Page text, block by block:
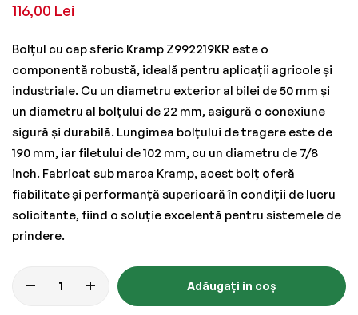
of
images
gallery
116,00 Lei
Bolțul cu cap sferic Kramp Z992219KR este o
componentă robustă, ideală pentru aplicații agricole și
industriale. Cu un diametru exterior al bilei de 50 mm și
un diametru al bolțului de 22 mm, asigură o conexiune
sigură și durabilă. Lungimea bolțului de tragere este de
190 mm, iar filetului de 102 mm, cu un diametru de 7/8
inch. Fabricat sub marca Kramp, acest bolț oferă
fiabilitate și performanță superioară în condiții de lucru
solicitante, fiind o soluție excelentă pentru sistemele de
prindere.
Adăugați in coș